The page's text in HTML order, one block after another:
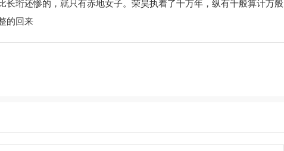
长珩还惨的，就只有赤地女子。荣昊执着了千万年，纵有千般算计万般
的回来